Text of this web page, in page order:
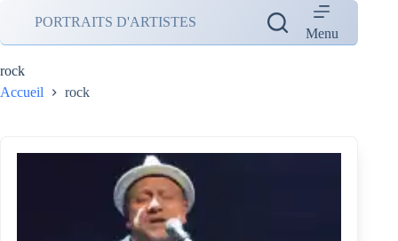
contenu
PORTRAITS D'ARTISTES
Menu
rock
Accueil
rock